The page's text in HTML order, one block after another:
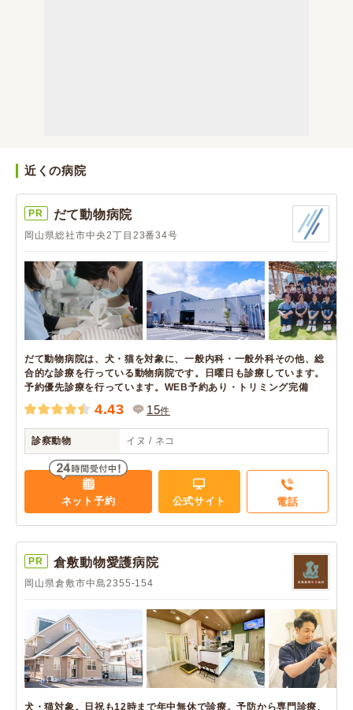
近くの病院
PR だて動物病院
岡山県総社市中央2丁目23番34号
だて動物病院は、犬・猫を対象に、一般内科・一般外科その他、総
合的な診療を行っている動物病院です。日曜日も診療しています。
予約優先診療を行っています。WEB予約あり・トリミング完備
4.43 15件
診察動物 イヌ / ネコ
ネット予約 公式サイト 電話
PR 倉敷動物愛護病院
岡山県倉敷市中島2355-154
犬・猫対象。日祝も12時まで年中無休で診療。予防から専門診療、